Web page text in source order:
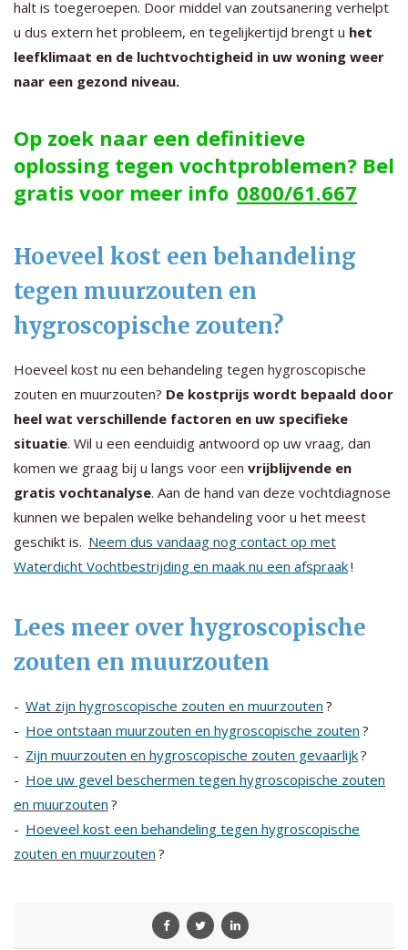
halt is toegeroepen. Door middel van zoutsanering verhelpt
u dus extern het probleem, en tegelijkertijd brengt u het
leefklimaat en de luchtvochtigheid in uw woning weer
naar een gezond niveau.
Op zoek naar een definitieve
oplossing tegen vochtproblemen? Bel
gratis voor meer info 0800/61.667
Hoeveel kost een behandeling
tegen muurzouten en
hygroscopische zouten?
Hoeveel kost nu een behandeling tegen hygroscopische
zouten en muurzouten? De kostprijs wordt bepaald door
heel wat verschillende factoren en uw specifieke
situatie. Wil u een eenduidig antwoord op uw vraag, dan
komen we graag bij u langs voor een vrijblijvende en
gratis vochtanalyse. Aan de hand van deze vochtdiagnose
kunnen we bepalen welke behandeling voor u het meest
geschikt is. Neem dus vandaag nog contact op met
Waterdicht Vochtbestrijding en maak nu een afspraak!
Lees meer over hygroscopische
zouten en muurzouten
- Wat zijn hygroscopische zouten en muurzouten ?
- Hoe ontstaan muurzouten en hygroscopische zouten ?
- Zijn muurzouten en hygroscopische zouten gevaarlijk?
- Hoe uw gevel beschermen tegen hygroscopische zouten
en muurzouten ?
- Hoeveel kost een behandeling tegen hygroscopische
zouten en muurzouten ?